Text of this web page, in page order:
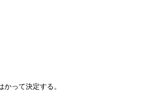
って決定する。